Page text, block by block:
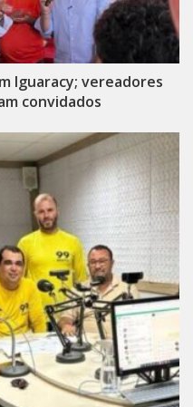
Iguaracy; vereadores
convidados